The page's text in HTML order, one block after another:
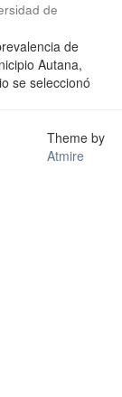
de
de
Autana,
se seleccionó
Theme by
Atmire